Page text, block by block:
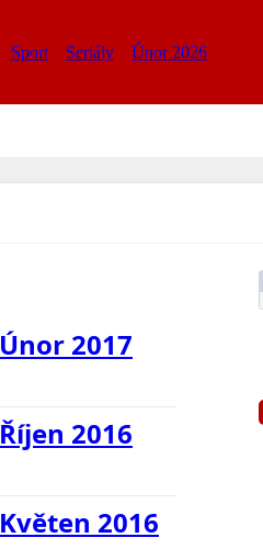
Sport Seriály Únor 2026
Únor 2017
Říjen 2016
Květen 2016